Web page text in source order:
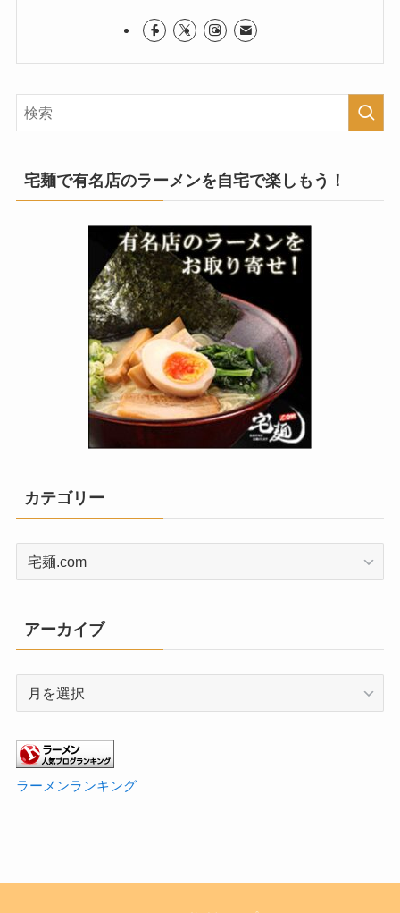
宅麺で有名店のラーメンを自宅で楽しもう！
カテゴリー
カ
リ
ー
アーカイブ
イ
ブ
ラーメンランキング